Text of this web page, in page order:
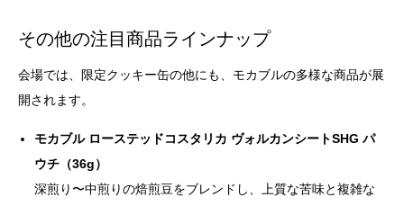
その他の注目商品ラインナップ
会場では、限定クッキー缶の他にも、モカブルの多様な商品が展
開されます。
モカブル ローステッドコスタリカ ヴォルカンシートSHG パ
ウチ（36g）
深煎り〜中煎りの焙煎豆をブレンドし、上質な苦味と複雑な